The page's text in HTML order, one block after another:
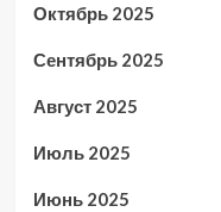
Октябрь 2025
Сентябрь 2025
Август 2025
Июль 2025
Июнь 2025